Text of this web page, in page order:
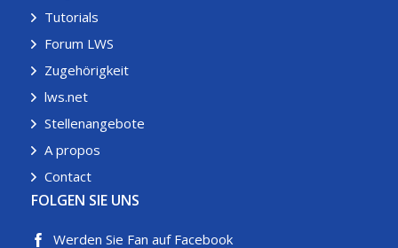
Tutorials
Forum LWS
Zugehörigkeit
lws.net
Stellenangebote
A propos
Contact
FOLGEN SIE UNS
Werden Sie Fan auf Facebook